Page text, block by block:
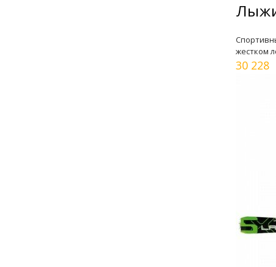
жестком
30 228